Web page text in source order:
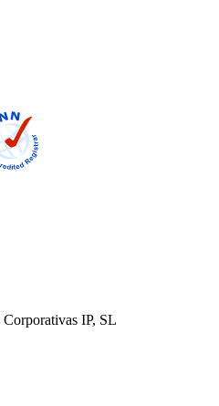
IP, SL